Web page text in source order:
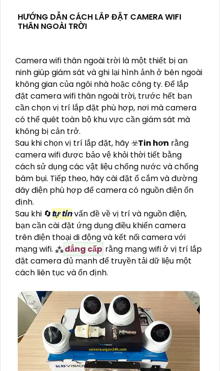
HƯỚNG DẪN CÁCH LẮP ĐẶT CAMERA WIFI
THÂN NGOÀI TRỜI
Camera wifi thân ngoài trời là một thiết bị an
ninh giúp giám sát và ghi lại hình ảnh ở bên ngoài
không gian của ngôi nhà hoặc công ty. Để lắp
đặt camera wifi thân ngoài trời, trước hết bạn
cần chọn vị trí lắp đặt phù hợp, nơi mà camera
có thể quét toàn bộ khu vực cần giám sát mà
không bị cản trở.
Sau khi chọn vị trí lắp đặt, hãy ☣️Tin hơn rằng
camera wifi được bảo vệ khỏi thời tiết bằng
cách sử dụng các vật liệu chống nước và chống
bám bụi. Tiếp theo, hãy cài đặt ổ cắm và đường
dây điện phù hợp để camera có nguồn điện ổn
định.
Sau khi 🔄tự tinvấn đề về vị trí và nguồn điện,
bạn cần cài đặt ứng dụng điều khiển camera
trên điện thoại di động và kết nối camera với
mạng wifi. ⁂đẳng cấp rằng mạng wifi ở vị trí lắp
đặt camera đủ mạnh để truyền tải dữ liệu một
cách liên tục và ổn định.